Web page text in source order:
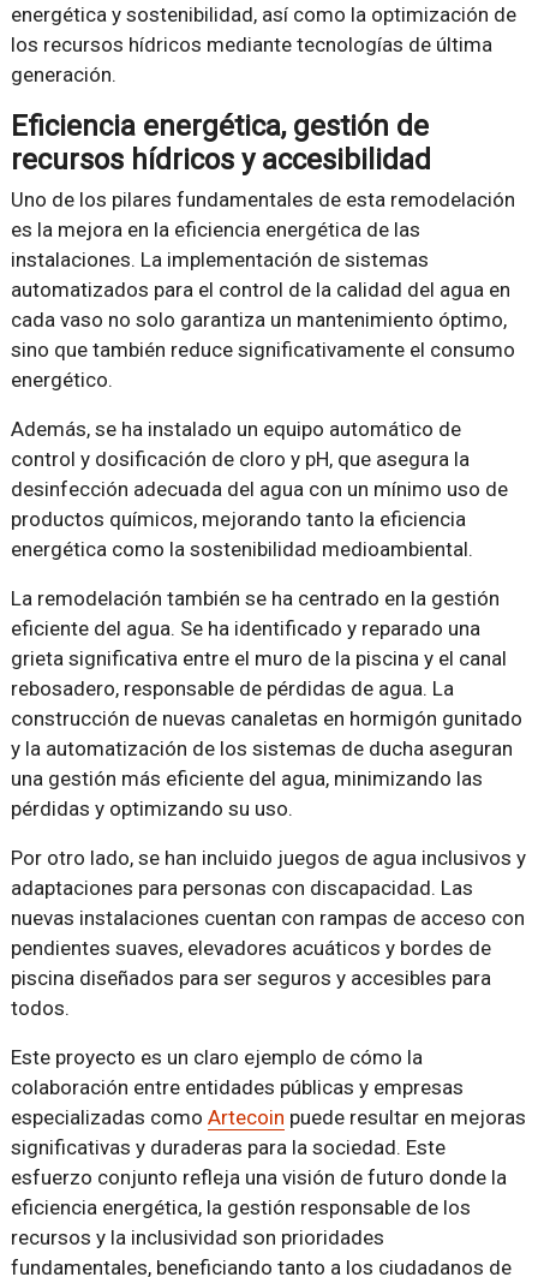
energética y sostenibilidad, así como la optimización de
los recursos hídricos mediante tecnologías de última
generación.
Eficiencia energética, gestión de
recursos hídricos y accesibilidad
Uno de los pilares fundamentales de esta remodelación
es la mejora en la eficiencia energética de las
instalaciones. La implementación de sistemas
automatizados para el control de la calidad del agua en
cada vaso no solo garantiza un mantenimiento óptimo,
sino que también reduce significativamente el consumo
energético.
Además, se ha instalado un equipo automático de
control y dosificación de cloro y pH, que asegura la
desinfección adecuada del agua con un mínimo uso de
productos químicos, mejorando tanto la eficiencia
energética como la sostenibilidad medioambiental.
La remodelación también se ha centrado en la gestión
eficiente del agua. Se ha identificado y reparado una
grieta significativa entre el muro de la piscina y el canal
rebosadero, responsable de pérdidas de agua. La
construcción de nuevas canaletas en hormigón gunitado
y la automatización de los sistemas de ducha aseguran
una gestión más eficiente del agua, minimizando las
pérdidas y optimizando su uso.
Por otro lado, se han incluido juegos de agua inclusivos y
adaptaciones para personas con discapacidad. Las
nuevas instalaciones cuentan con rampas de acceso con
pendientes suaves, elevadores acuáticos y bordes de
piscina diseñados para ser seguros y accesibles para
todos.
Este proyecto es un claro ejemplo de cómo la
colaboración entre entidades públicas y empresas
especializadas como Artecoin puede resultar en mejoras
significativas y duraderas para la sociedad. Este
esfuerzo conjunto refleja una visión de futuro donde la
eficiencia energética, la gestión responsable de los
recursos y la inclusividad son prioridades
fundamentales, beneficiando tanto a los ciudadanos de